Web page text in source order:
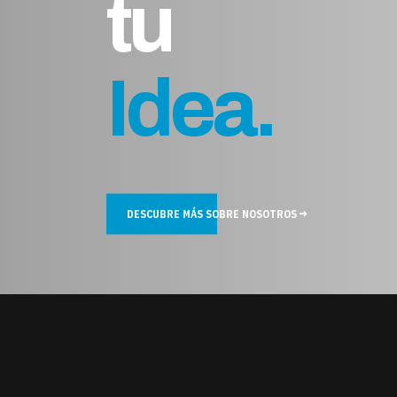
tu
DESCUBRE MÁS SOBRE NOSOTROS